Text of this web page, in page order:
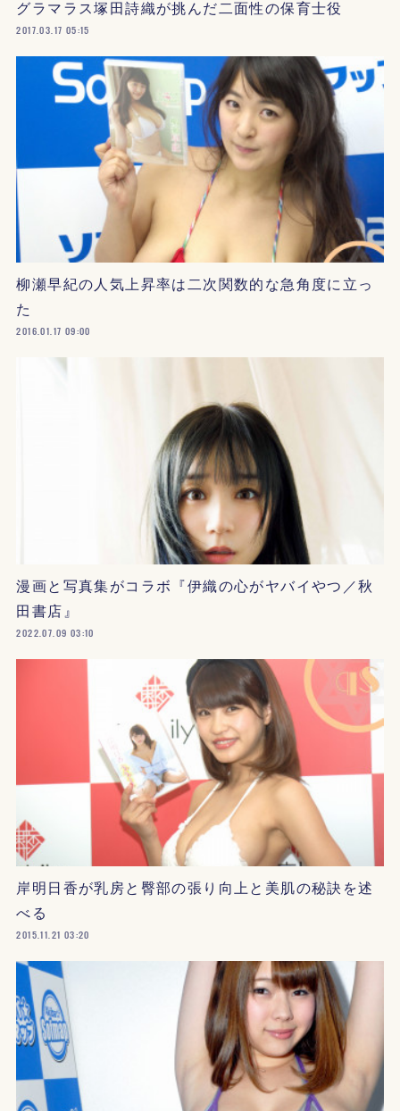
グラマラス塚田詩織が挑んだ二面性の保育士役
2017.03.17 05:15
柳瀬早紀の人気上昇率は二次関数的な急角度に立っ
た
2016.01.17 09:00
漫画と写真集がコラボ『伊織の心がヤバイやつ／秋
田書店』
2022.07.09 03:10
岸明日香が乳房と臀部の張り向上と美肌の秘訣を述
べる
2015.11.21 03:20